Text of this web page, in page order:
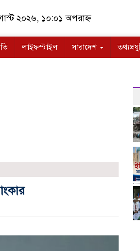
২০২৬, ১০:০১ অপরাহ্ন
লাইফস্টাইল সারাদেশ